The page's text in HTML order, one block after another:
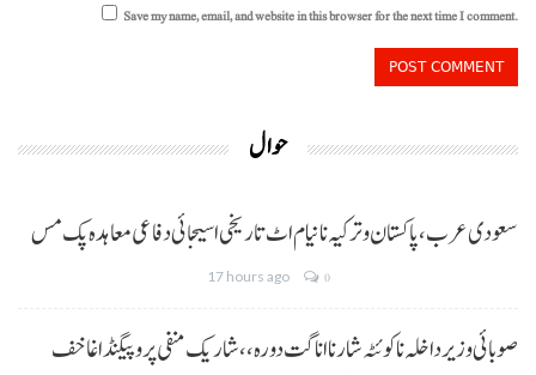
Save my name, email, and website in this browser for the next time I comment.
حوال
سعودی عرب، پاکستان و ترکیہ نا نیام اٹ تاریخی اسیجائی دفاعی معاہدہ پک مس
17 hours ago 0
صوبائی وزیر داخلہ نا کوئٹہ شار نا اناگت دورہ،، شاریک منفی پروپیگنڈا غا خف